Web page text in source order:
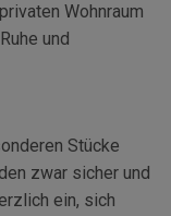
Wohnraum
und
Stücke
zwar sicher und
ein, sich